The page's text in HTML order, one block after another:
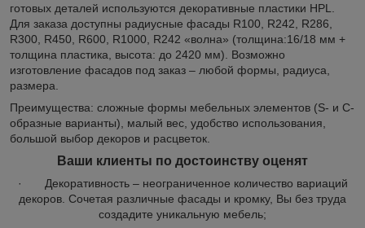
готовых деталей используются декоративные пластики HPL.
Для заказа доступны радиусные фасады R100, R242, R286,
R300, R450, R600, R1000, R242 «волна» (толщина:16/18 мм +
толщина пластика, высота: до 2420 мм). Возможно
изготовление фасадов под заказ – любой формы, радиуса,
размера.
Преимущества: сложные формы мебельных элементов (S- и C-
образные варианты), малый вес, удобство использования,
большой выбор декоров и расцветок.
Ваши клиенты по достоинству оценят
· Декоративность – неограниченное количество вариаций
декоров. Сочетая различные фасады и кромку, Вы без труда
создадите уникальную мебель;